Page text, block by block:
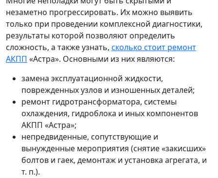
незаметно прогрессировать. Их можно выявить
только при проведении комплексной диагностики,
результаты которой позволяют определить
сложность, а также узнать, сколько стоит ремонт
АКПП «Астра». Основными из них являются:
замена эксплуатационной жидкости,
поврежденных узлов и изношенных деталей;
ремонт гидротрансформатора, системы
охлаждения, гидроблока и иных компонентов
АКПП «Астра»;
непредвиденные, сопутствующие и
вынужденные мероприятия (снятие «закисших»
болтов и гаек, демонтаж и установка агрегата, и
т. п.).